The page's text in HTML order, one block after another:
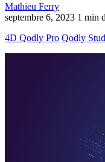
Mathieu Ferry
septembre 6, 2023 1 min
4D Qodly Pro Qodly